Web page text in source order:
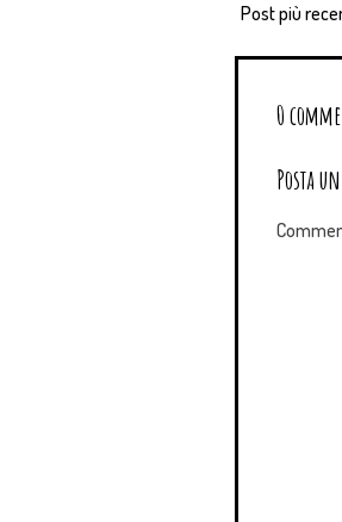
Post più
0
Posta